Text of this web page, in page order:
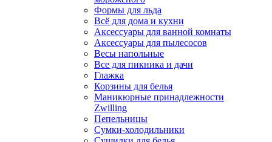
Формы для льда
Всё для дома и кухни
Аксессуары для ванной комнаты
Аксессуары для пылесосов
Весы напольные
Все для пикника и дачи
Глажка
Корзины для белья
Маникюрные принадлежности
Zwilling
Пепельницы
Сумки-холодильники